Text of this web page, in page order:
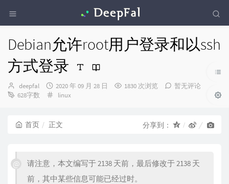
Debian允许root用户登录和以ssh
方式登录
博
主：
deepfal
发
布
2020 年 09 月 28 日 1830 次浏览
暂无评论
628字数
分
linux
首页 正文 分享到：
请注意，本文编写于 2138 天前，最后修改于 2138 天
前，其中某些信息可能已经过时。